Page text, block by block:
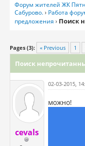
Форум жителей ЖК
Сабурово.› Работа
предложения › Поиск
Pages (3): « Previous 1
Поиск
cevals
02-03-2015,
можно!